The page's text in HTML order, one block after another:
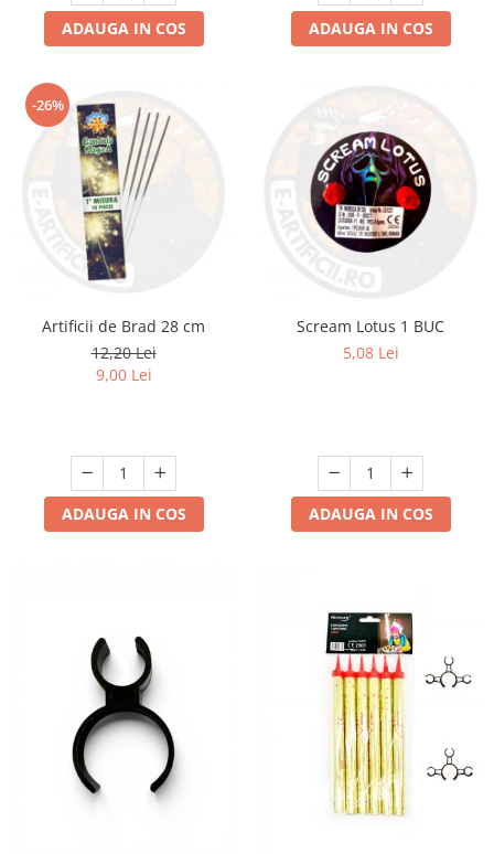
ADAUGA IN COS ADAUGA IN COS
-26%
Artificii de Brad 28 cm
12,20 Lei
9,00 Lei
ADAUGA IN COS
Scream Lotus 1 BUC
5,08 Lei
ADAUGA IN COS